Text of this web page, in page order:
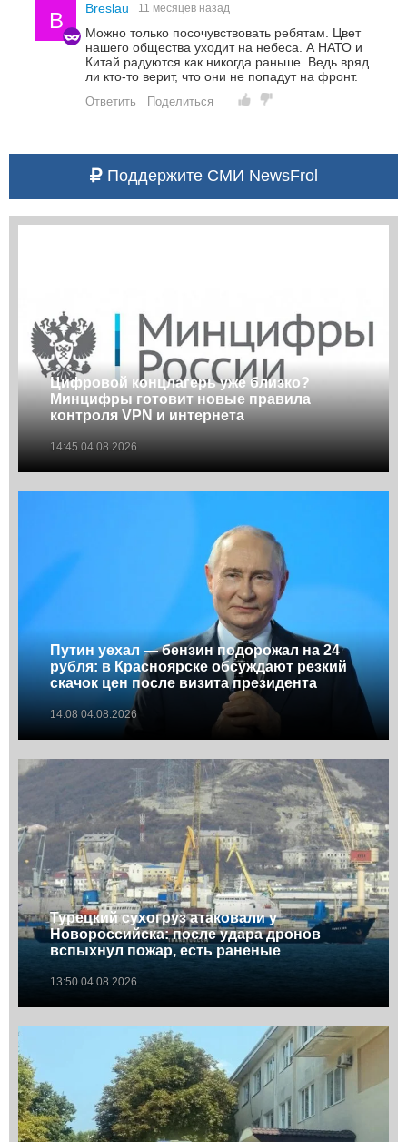
B Breslau 11 месяцев назад
Можно только посочувствовать ребятам. Цвет
нашего общества уходит на небеса. А НАТО и
Китай радуются как никогда раньше. Ведь вряд
ли кто-то верит, что они не попадут на фронт.
Ответить Поделиться
Поддержите СМИ NewsFrol
Цифровой концлагерь уже близко?
Минцифры готовит новые правила
контроля VPN и интернета
14:45 04.08.2026
Путин уехал — бензин подорожал на 24
рубля: в Красноярске обсуждают резкий
скачок цен после визита президента
14:08 04.08.2026
Турецкий сухогруз атаковали у
Новороссийска: после удара дронов
вспыхнул пожар, есть раненые
13:50 04.08.2026